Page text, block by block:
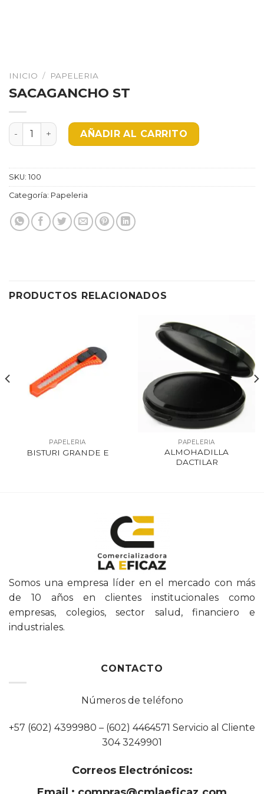
INICIO / PAPELERIA
SACAGANCHO ST
SACAGANCHO ST cantidadAÑADIR AL CARRITO
SKU: 100
Categoría: Papeleria
PRODUCTOS RELACIONADOS
PAPELERIA
BISTURI GRANDE E
PAPELERIA
ALMOHADILLA
DACTILAR
Somos una empresa líder en el mercado con más
de 10 años en clientes institucionales como
empresas, colegios, sector salud, financiero e
industriales.
CONTACTO
Números de teléfono
+57 (602) 4399980 – (602) 4464571 Servicio al Cliente
304 3249901
Correos Electrónicos: